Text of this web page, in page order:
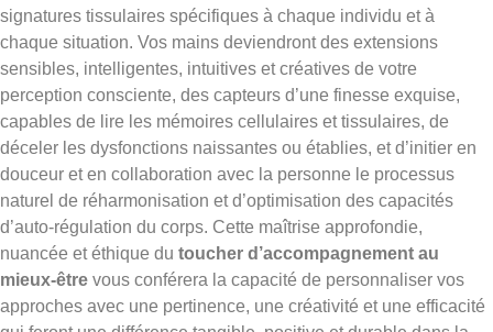
signatures tissulaires spécifiques à chaque individu et à
chaque situation. Vos mains deviendront des extensions
sensibles, intelligentes, intuitives et créatives de votre
perception consciente, des capteurs d’une finesse exquise,
capables de lire les mémoires cellulaires et tissulaires, de
déceler les dysfonctions naissantes ou établies, et d’initier en
douceur et en collaboration avec la personne le processus
naturel de réharmonisation et d’optimisation des capacités
d’auto-régulation du corps. Cette maîtrise approfondie,
nuancée et éthique du toucher d’accompagnement au
mieux-être vous conférera la capacité de personnaliser vos
approches avec une pertinence, une créativité et une efficacité